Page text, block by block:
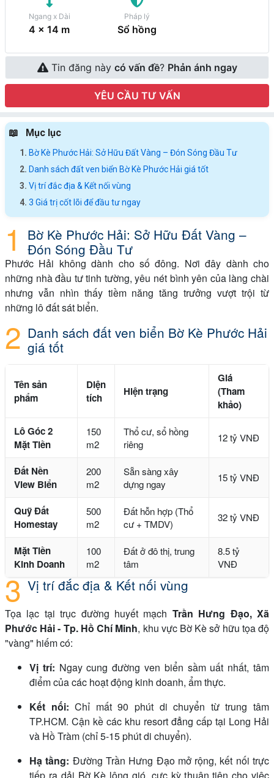
Ngang x Dài
4 x 14 m
Pháp lý
Sổ hồng
Tin đăng này có vấn đề? Phản ánh ngay
YÊU CẦU TƯ VẤN
Mục lục
Bờ Kè Phước Hải: Sở Hữu Đất Vàng – Đón Sóng Đầu Tư
Danh sách đất ven biển Bờ Kè Phước Hải giá tốt
Vị trí đắc địa & Kết nối vùng
3 Giá trị cốt lõi để đầu tư ngay
Bờ Kè Phước Hải: Sở Hữu Đất Vàng –
Đón Sóng Đầu Tư
Phước Hải không dành cho số đông. Nơi đây dành cho
những nhà đầu tư tinh tường, yêu nét bình yên của làng chài
nhưng vẫn nhìn thấy tiềm năng tăng trưởng vượt trội từ
những lô đất sát biển.
Danh sách đất ven biển Bờ Kè Phước Hải
giá tốt
Tên sản
phẩm
Diện
tích
Hiện trạng
Giá
(Tham
khảo)
Lô Góc 2
Mặt Tiền
150
m2
Thổ cư, sổ hồng
riêng
12 tỷ VNĐ
Đất Nền
View Biển
200
m2
Sẵn sàng xây
dựng ngay
15 tỷ VNĐ
Quỹ Đất
Homestay
500
m2
Đất hỗn hợp (Thổ
cư + TMDV)
32 tỷ VNĐ
Mặt Tiền
Kinh Doanh
100
m2
Đất ở đô thị, trung
tâm
8.5 tỷ
VNĐ
Vị trí đắc địa & Kết nối vùng
Tọa lạc tại trục đường huyết mạch Trần Hưng Đạo, Xã
Phước Hải - Tp. Hồ Chí Minh, khu vực Bờ Kè sở hữu tọa độ
"vàng" hiếm có:
Vị trí: Ngay cung đường ven biển sầm uất nhất, tâm
điểm của các hoạt động kinh doanh, ẩm thực.
Kết nối: Chỉ mất 90 phút di chuyển từ trung tâm
TP.HCM. Cận kề các khu resort đẳng cấp tại Long Hải
và Hồ Tràm (chỉ 5-15 phút di chuyển).
Hạ tầng: Đường Trần Hưng Đạo mở rộng, kết nối trực